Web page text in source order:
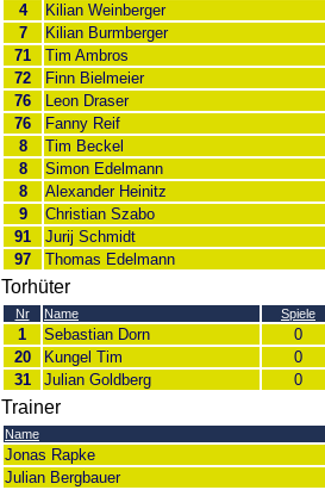
4
Kilian Weinberger
7
Kilian Burmberger
71
Tim Ambros
72
Finn Bielmeier
76
Leon Draser
76
Fanny Reif
8
Tim Beckel
8
Simon Edelmann
8
Alexander Heinitz
9
Christian Szabo
91
Jurij Schmidt
97
Thomas Edelmann
Torhüter
Nr Name Spiele
1 Sebastian Dorn
0
20
Kungel Tim
0
31
Julian Goldberg 0
Trainer
Name
Jonas Rapke
Julian Bergbauer